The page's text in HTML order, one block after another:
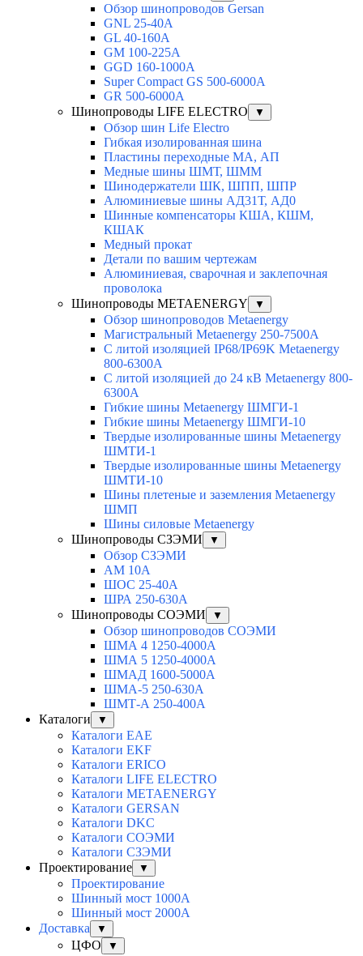
Обзор шинопроводов Gersan
GNL 25-40A
GL 40-160A
GM 100-225A
GGD 160-1000A
Super Compact GS 500-6000A
GR 500-6000A
Шинопроводы LIFE ELECTRO
▼
Обзор шин Life Electro
Гибкая изолированная шина
Пластины переходные МА, АП
Медные шины ШМТ, ШММ
Шинодержатели ШК, ШПП, ШПР
Алюминиевые шины АД31Т, АД0
Шинные компенсаторы КША, КШМ,
КШАК
Медный прокат
Детали по вашим чертежам
Алюминиевая, cварочная и заклепочная
проволока
Шинопроводы METAENERGY
▼
Обзор шинопроводов Metaenergy
Магистральный Metaenergy 250-7500A
С литой изоляцией IP68/IP69K Metaenergy
800-6300A
С литой изоляцией до 24 кВ Metaenergy 800-
6300A
Гибкие шины Metaenergy ШМГИ-1
Гибкие шины Metaenergy ШМГИ-10
Твердые изолированные шины Metaenergy
ШМТИ-1
Твердые изолированные шины Metaenergy
ШМТИ-10
Шины плетеные и заземления Metaenergy
ШМП
Шины силовые Metaenergy
Шинопроводы СЗЭМИ
▼
Обзор СЗЭМИ
АМ 10А
ШОС 25-40А
ШРА 250-630А
Шинопроводы СОЭМИ
▼
Обзор шинопроводов СОЭМИ
ШМА 4 1250-4000А
ШМА 5 1250-4000А
ШМАД 1600-5000А
ШМА-5 250-630А
ШМТ-А 250-400А
Каталоги
▼
Каталоги EAE
Каталоги EKF
Каталоги ERICO
Каталоги LIFE ELECTRO
Каталоги METAENERGY
Каталоги GERSAN
Каталоги DKC
Каталоги СОЭМИ
Каталоги СЗЭМИ
Проектирование
▼
Проектирование
Шинный мост 1000А
Шинный мост 2000А
Доставка
▼
ЦФО ▼